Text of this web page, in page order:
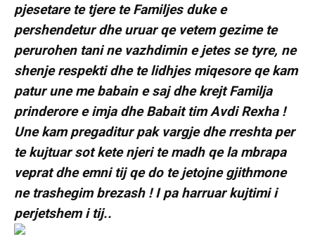
pjesetare te tjere te Familjes duke e
pershendetur dhe uruar qe vetem gezime te
perurohen tani ne vazhdimin e jetes se tyre, ne
shenje respekti dhe te lidhjes miqesore qe kam
patur une me babain e saj dhe krejt Familja
prinderore e imja dhe Babait tim Avdi Rexha !
Une kam pregaditur pak vargje dhe rreshta per
te kujtuar sot kete njeri te madh qe la mbrapa
veprat dhe emni tij qe do te jetojne gjithmone
ne trashegim brezash ! I pa harruar kujtimi i
perjetshem i tij..